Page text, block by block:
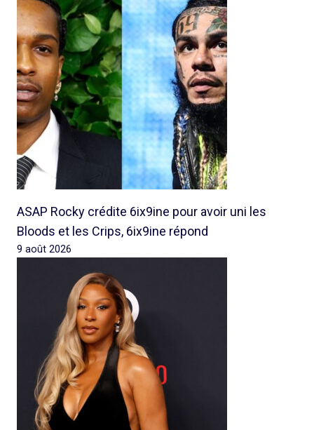
ASAP Rocky crédite 6ix9ine pour avoir uni les
Bloods et les Crips, 6ix9ine répond
9 août 2026